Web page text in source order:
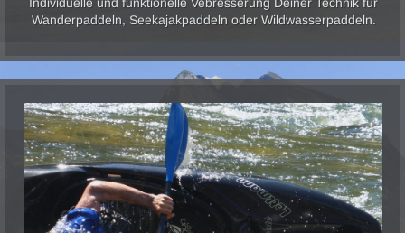
Individuelle und funktionelle Vebresserung Deiner Technik für
Wanderpaddeln, Seekajakpaddeln oder Wildwasserpaddeln.